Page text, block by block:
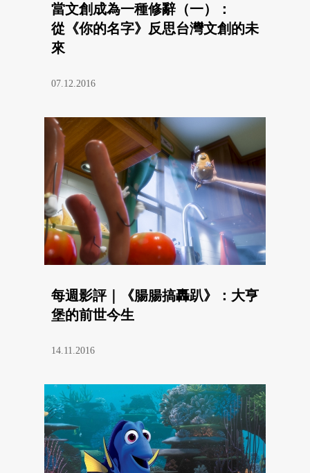
當文創成為一種修辭（一）：
從《你的名字》反思台灣文創的未
來
07.12.2016
每週影評｜《腸腸搞轟趴》：大亨
堡的前世今生
14.11.2016